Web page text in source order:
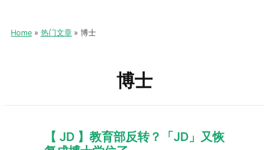
Home 热门文章 博士
博士
【 JD 】教育部反转？「JD」又恢